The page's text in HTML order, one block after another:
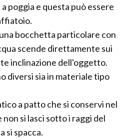
poggia e questa può essere
bocchetta particolare con
scende direttamente sui
inclinazione dell'oggetto.
diversi sia in materiale tipo
a patto che si conservi nel
si lasci sotto i raggi del
si spacca.